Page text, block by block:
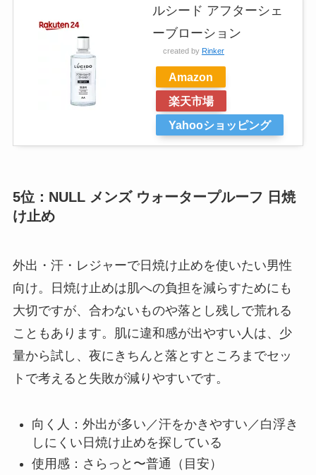
ルシード アフターシェ
ーブローション
created by Rinker
Amazon
楽天市場
Yahooショッピング
5位：NULL メンズ ウォータープルーフ 日焼
け止め
外出・汗・レジャーで日焼け止めを使いたい男性
向け。日焼け止めは肌への負担を減らすためにも
大切ですが、合わないものや落とし残しで荒れる
こともあります。肌に違和感が出やすい人は、少
量から試し、夜にきちんと落とすところまでセッ
トで考えると失敗が減りやすいです。
向く人：外出が多い／汗をかきやすい／白浮き
しにくい日焼け止めを探している
使用感：さらっと〜普通（目安）